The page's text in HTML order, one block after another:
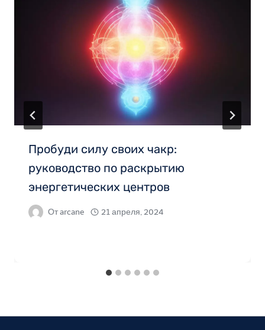
Пробуди силу своих чакр:
руководство по раскрытию
энергетических центров
Отarcane 21 апреля, 2024